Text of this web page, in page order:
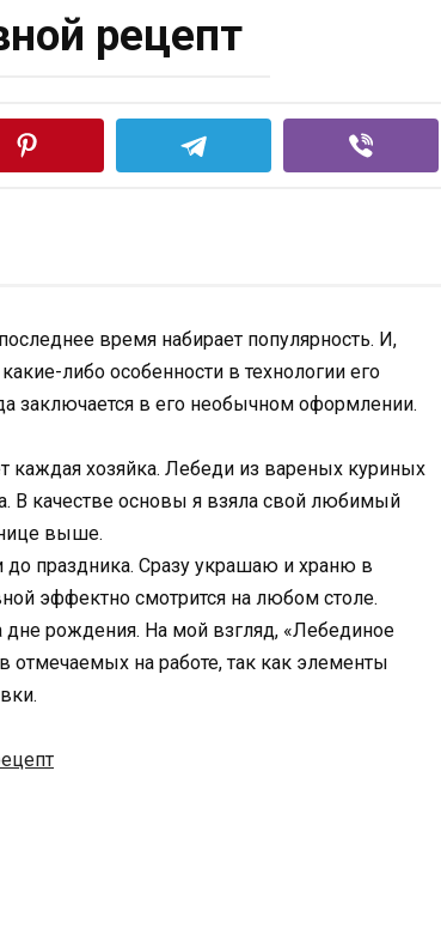
рецепт
время набирает популярность. И,
либо особенности в технологии его
заключается в его необычном оформлении.
каждая хозяйка. Лебеди из вареных куриных
В качестве основы я взяла свой любимый
выше.
праздника. Сразу украшаю и храню в
эффектно смотрится на любом столе.
рождения. На мой взгляд, «Лебединое
отмечаемых на работе, так как элементы